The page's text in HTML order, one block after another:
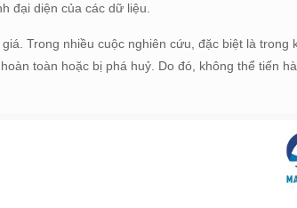
đại diện của các dữ liệu.
Trong nhiều cuộc nghiên cứu, đặc biệt là trong
toàn hoặc bị phá huỷ. Do đó, không thể tiến